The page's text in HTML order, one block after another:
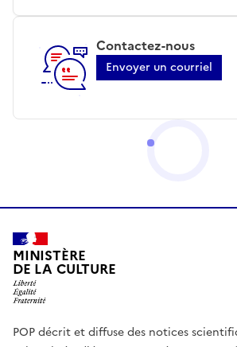
Contactez-nous
Envoyer un courriel
MINISTÈRE
DE LA CULTURE
POP décrit et diffuse des notices